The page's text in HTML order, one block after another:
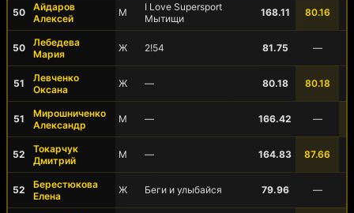
50
Айдаров
Алексей
М
I Love Supersport
Мытищи
168.11 80.16
50
Лебедева
Мария
Ж 2!54 81.75 —
51
Левченко
Оксана
Ж — 80.18 80.18
51
Мирошниченко
Александр
М — 166.42 —
52
Токарчук
Дмитрий
М — 164.83 87.66
52
Берестюкова
Елена
Ж Беги и улыбайся 79.96 —